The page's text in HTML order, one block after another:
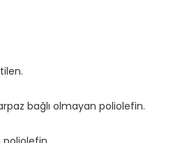
bağlı olmayan poliolefin.